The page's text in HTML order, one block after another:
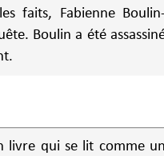
faits, Fabienne
Boulin a été
livre qui se lit comme